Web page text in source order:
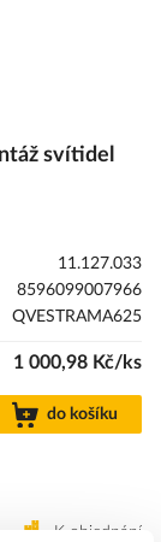
svítidel
11.127.033
8596099007966
QVESTRAMA625
1 000,98 Kč/ks
do košíku
K objednání